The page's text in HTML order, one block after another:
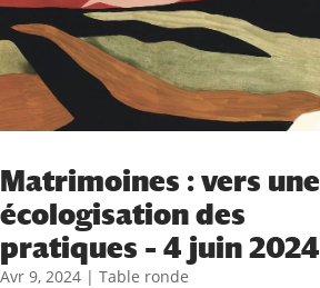
Matrimoines : vers une
écologisation des
pratiques – 4 juin 2024
Avr 9, 2024 | Table ronde